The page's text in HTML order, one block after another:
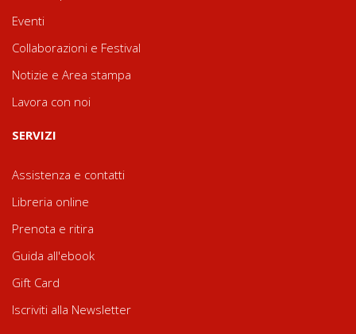
Eventi
Collaborazioni e Festival
Notizie e Area stampa
Lavora con noi
SERVIZI
Assistenza e contatti
Libreria online
Prenota e ritira
Guida all'ebook
Gift Card
Iscriviti alla Newsletter